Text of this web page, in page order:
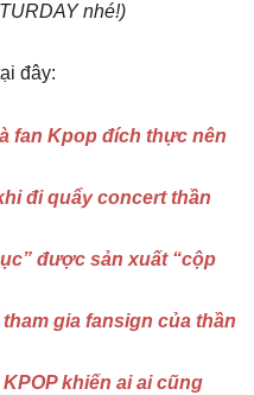
nhé!)
đây:
fan Kpop đích thực nên
đi quẩy concert thần
được sản xuất “cộp
gia fansign của thần
khiến ai ai cũng